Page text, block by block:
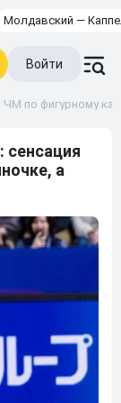
Молдавский —
Войти
ЧМ по фигурному
сенсация
а